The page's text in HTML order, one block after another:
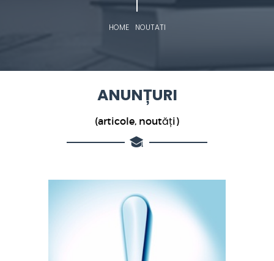
HOME NOUTATI
ANUNȚURI
(articole, noutăți)